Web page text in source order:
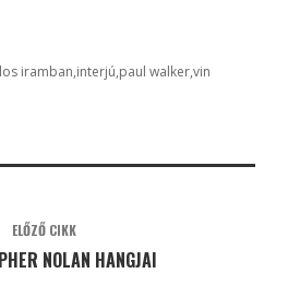
iramban interjú paul walkervin
ELŐZŐ CIKK
NOLAN HANGJAI